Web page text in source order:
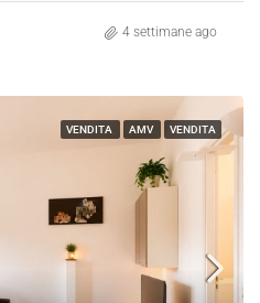
4 settimane ago
VENDITA AMV VENDITA